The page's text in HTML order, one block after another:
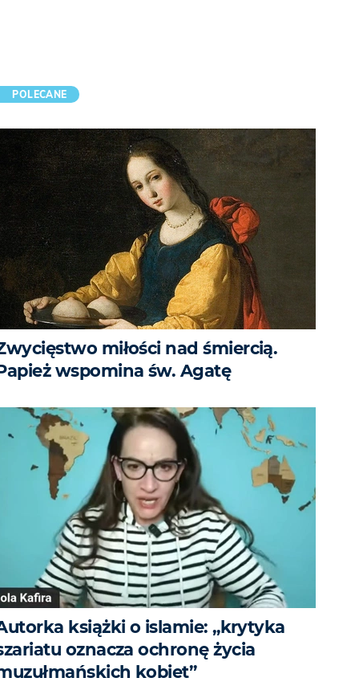
POLECANE
miłości nad śmiercią.
wspomina św. Agatę
książki o islamie: „krytyka
oznacza ochronę życia
kobiet”